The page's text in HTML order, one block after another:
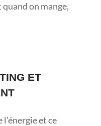
quand on mange,
ET
et ce